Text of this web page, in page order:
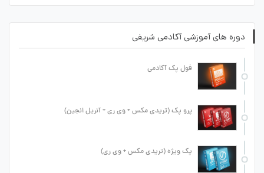
دوره های آموزشی آکادمی شریفی
فول پک آکادمی
پرو پک (تریدی مکس + وی ری + آنریل انجین)
پک ویژه (تریدی مکس + وی ری)